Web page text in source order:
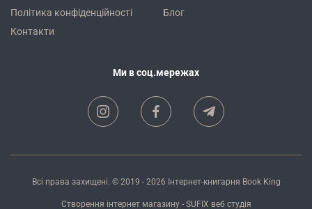
Політика конфіденційності
Контакти
Блог
Ми в соц.мережах
Всі права захищені. © 2019 - 2026 Інтернет-книгарня Book King
Створення інтернет магазину- SUFIX веб студія